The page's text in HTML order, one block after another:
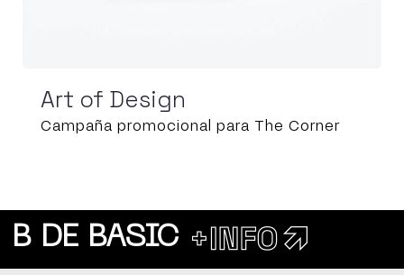
Art of Design
Campaña promocional para The Corner
B DE BASIC